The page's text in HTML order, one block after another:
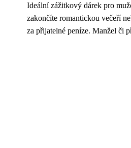
Ideální zážitkový dárek pro
zakončíte romantickou večeří
za přijatelné peníze. Manžel či